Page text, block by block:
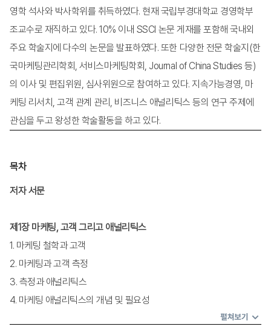
영학 석사와 박사학위를 취득하였다. 현재 국립부경대학교 경영학부
조교수로 재직하고 있다. 10% 이내 SSCI 논문 게재를 포함해 국내외
주요 학술지에 다수의 논문을 발표하였다. 또한 다양한 전문 학술지(한
국마케팅관리학회, 서비스마케팅학회, Journal of China Studies 등)
의 이사 및 편집위원, 심사위원으로 참여하고 있다. 지속가능경영, 마
케팅 리서치, 고객 관계 관리, 비즈니스 애널리틱스 등의 연구 주제에
관심을 두고 왕성한 학술활동을 하고 있다.
목차
저자 서문
제1장 마케팅, 고객 그리고 애널리틱스
1. 마케팅 철학과 고객
2. 마케팅과 고객 측정
3. 측정과 애널리틱스
4. 마케팅 애널리틱스의 개념 및 필요성
펼쳐보기